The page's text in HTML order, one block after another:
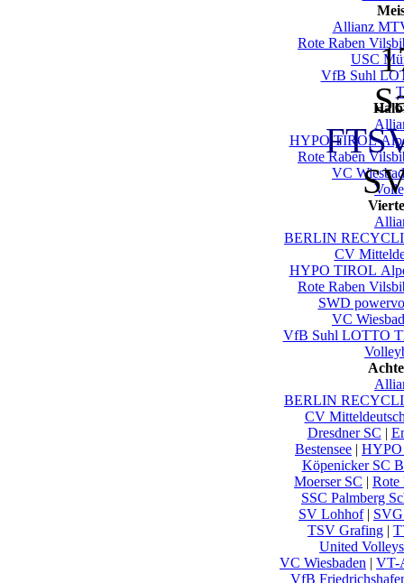
Allianz
Rote Raben
USC
VfB Suhl
HYPO TIROL
Rote Raben
VC
BERLIN
CV
HYPO TIROL
Rote Raben
SWD
VC
VfB Suhl LOTTO
BERLIN
CV
Dresdner SC |
Bestensee | HYPO
Köpenicker SC
Moerser SC | Rote
SSC Palmberg
SV Lohhof|
TSV Grafing |
United
VC Wiesbaden | VT-
VfB